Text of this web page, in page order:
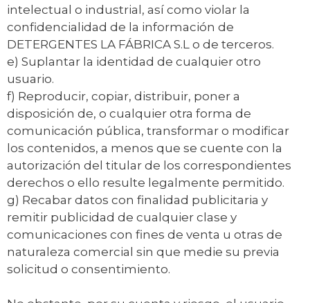
intelectual o industrial, así como violar la
confidencialidad de la información de
DETERGENTES LA FÁBRICA S.L o de terceros.
e) Suplantar la identidad de cualquier otro
usuario.
f) Reproducir, copiar, distribuir, poner a
disposición de, o cualquier otra forma de
comunicación pública, transformar o modificar
los contenidos, a menos que se cuente con la
autorización del titular de los correspondientes
derechos o ello resulte legalmente permitido.
g) Recabar datos con finalidad publicitaria y
remitir publicidad de cualquier clase y
comunicaciones con fines de venta u otras de
naturaleza comercial sin que medie su previa
solicitud o consentimiento.